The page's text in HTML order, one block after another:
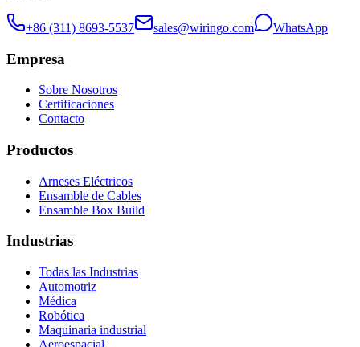
+86 (311) 8693-5537 sales@wiringo.com WhatsApp
Empresa
Sobre Nosotros
Certificaciones
Contacto
Productos
Arneses Eléctricos
Ensamble de Cables
Ensamble Box Build
Industrias
Todas las Industrias
Automotriz
Médica
Robótica
Maquinaria industrial